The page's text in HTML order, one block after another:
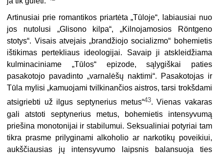
Artinusiai prie romantikos priartėta „Tūloje“, labiausiai nuo
jos nutolusi „Glisono kilpa“, „Kilnojamosios Röntgeno
stotys“. Visais atvejais „brandžiojo socializmo“ bohemietis
ištikimas pertekliaus ideologijai. Savaip ji atskleidžiama
kulminaciniame „Tūlos“ epizode, sąlygiškai paties
pasakotojo pavadinto „var­nalėšų naktimi“. Pasakotojas ir
Tūla mylisi „kamuojami tvilkinančios aistros, tarsi trokšdami
atsigriebti už ilgus septynerius metus“43. Vienas vakaras
gali atstoti septynerius metus, bohemietis intensyvumą
priešina monotonijai ir sta­bilumui. Seksualiniai potyriai tam
tikra prasme prilyginami alkoholio ar narkotikų poveikiui,
aukščiausias jų intensyvumo laipsnis balansuoja ties